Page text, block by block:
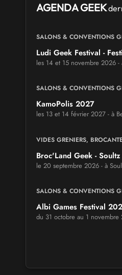
AGENDA GEEK
SALONS & CONVENTIONS
Ludi Geek Festival -
les 14 et 15 novembre 2026 -
SALONS & CONVENTIONS
KamoPolis 2027
les 13 et 14 février 2027 - à
VIDES GRENIERS,
Broc'Land Geek -
le 20 septembre 2026 - à
SALONS & CONVENTIONS
Albi Games Festival
du 31 octobre au 1
Virtual Calais - salon
numériques 2026